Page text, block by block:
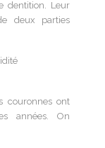
dentition. Leur
deux parties
couronnes ont
années. On